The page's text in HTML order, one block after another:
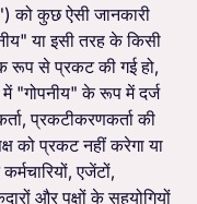
को कुछ ऐसी जानकारी
या इसी तरह के किसी
रूप से प्रकट की गई हो,
में "गोपनीय" के रूप में दर्ज
प्रकटीकरणकर्ता की
को प्रकट नहीं करेगा या
एजेंटों,
और पक्षों के सहयोगियों